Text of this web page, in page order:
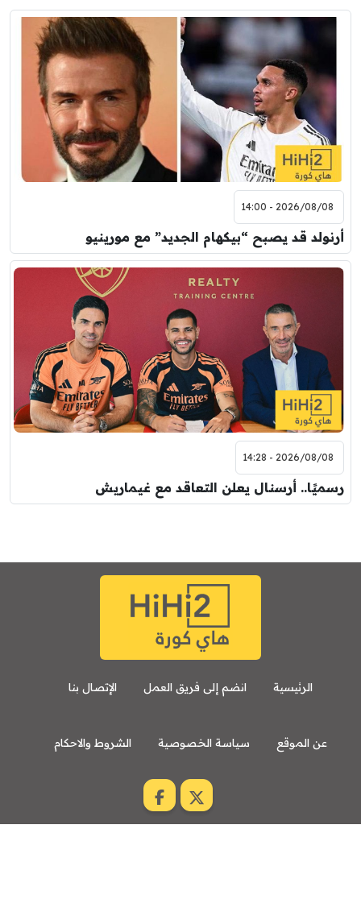
2026/08/08 - 14:00
أرنولد قد يصبح “بيكهام الجديد” مع مورينيو
2026/08/08 - 14:28
رسميًا.. أرسنال يعلن التعاقد مع غيماريش
الرئيسية انضم إلى فريق العمل الإتصال بنا
عن الموقع سياسة الخصوصية الشروط والاحكام